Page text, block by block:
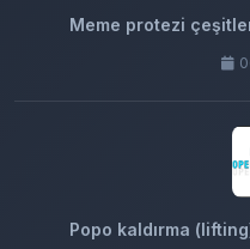
Meme protezi
Popo kaldırma